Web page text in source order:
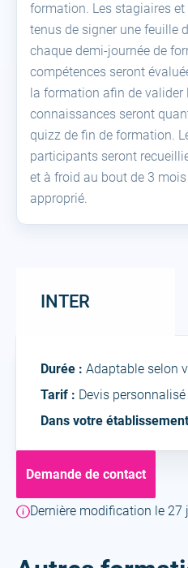
formation. Les stagiaires
tenus de signer une feuille
chaque demi-journée de
compétences seront
la formation afin de valider
connaissances seront
quizz de fin de formation.
participants seront
et à froid au bout de 3
approprié.
INTER
IntraDurée : Adaptable selon
Tarif : Devis
Dans votre établissement
Demande de contact
Dernière modification le